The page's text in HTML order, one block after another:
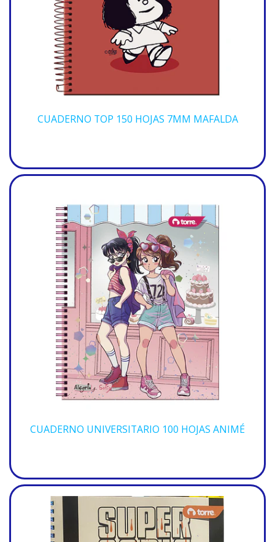
CUADERNO TOP 150 HOJAS 7MM MAFALDA
CUADERNO UNIVERSITARIO 100 HOJAS ANIMÉ